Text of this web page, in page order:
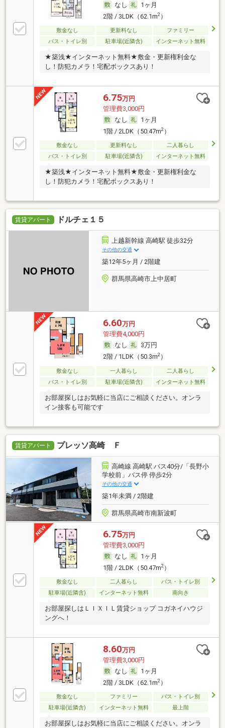
なし
1ヶ月
2階 / 3LDK（62.1m2）
敷金なし 更新料なし
ファミリー
バス・トイレ別
駐車場(近隣含) インターネット無料
★築浅★インターネット無料★敷金・更新権利金な
し！防犯カメラ！宅配ボックスあり！
6.75万円
管理費3,000円
なし
1ヶ月
1階 / 2LDK（50.47m2）
敷金なし 更新料なし
二人暮らし
バス・トイレ別
駐車場(近隣含) インターネット無料
★築浅★インターネット無料★敷金・更新権利金な
し！防犯カメラ！宅配ボックスあり！
賃貸アパート ドルチェ１５
上越新幹線 高崎駅 徒歩32分
その他の交通
築12年5ヶ月 / 2階建
群馬県高崎市上中居町
6.60万円
管理費4,000円
なし
3万円
2階 / 1LDK（50.3m2）
敷金なし 一人暮らし
二人暮らし
バス・トイレ別
駐車場(近隣含) インターネット無料
お部屋探しはお気軽に当店にご相談ください。オンラ
イン接客も可能です
賃貸アパート プレッソ高崎 Ｆ
高崎線 高崎駅 バス40分/「長野小
学校前」バス停 停歩2分
その他の交通
築1年未満 / 2階建
群馬県高崎市南新波町
6.75万円
管理費3,000円
なし
1ヶ月
1階 / 2LDK（50.47m2）
敷金なし 二人暮らし
バス・トイレ別
駐車場(近隣含)
インターネット無料 南向き
お部屋探しはＬＩＸＩＬ賃貸ショップ コガネイハウジ
ングへ！
8.60万円
管理費3,000円
なし
1ヶ月
2階 / 3LDK（62.1m2）
敷金なし ファミリー
バス・トイレ別
駐車場(近隣含)
インターネット無料 最上階
お部屋探しはお気軽に当店にご相談ください。オンラ